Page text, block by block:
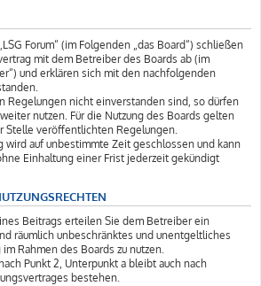
Forum“ (im Folgenden „das Board“) schließen
mit dem Betreiber des Boards ab (im
und erklären sich mit den nachfolgenden
Regelungen nicht einverstanden sind, so dürfen
nutzen. Für die Nutzung des Boards gelten
Stelle veröffentlichten Regelungen.
wird auf unbestimmte Zeit geschlossen und kann
Einhaltung einer Frist jederzeit gekündigt
Beitrags erteilen Sie dem Betreiber ein
räumlich unbeschränktes und unentgeltliches
Rahmen des Boards zu nutzen.
Punkt 2, Unterpunkt a bleibt auch nach
bestehen.